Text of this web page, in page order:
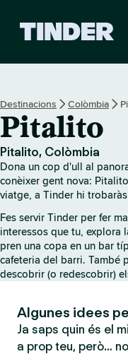
r
c
i
Destinacions Colòmbia
Pitalito
Pitalito, Colòmbia
Dona un cop d'ull al
conèixer gent nova:
viatge, a Tinder hi
Fes servir Tinder per fer
interessos que tu, explora
pren una copa en un bar
cafeteria del barri. També
descobrir (o redescobrir)
Algunes idees
Ja saps quin és el
a prop teu, però…